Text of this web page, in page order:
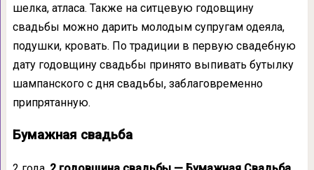
шелка, атласа. Также на ситцевую годовщину
свадьбы можно дарить молодым супругам одеяла,
подушки, кровать. По традиции в первую свадебную
дату годовщину свадьбы принято выпивать бутылку
шампанского с дня свадьбы, заблаговременно
припрятанную.
Бумажная свадьба